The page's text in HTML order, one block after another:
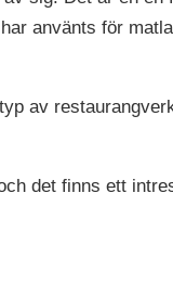
använts för
av
det finns ett